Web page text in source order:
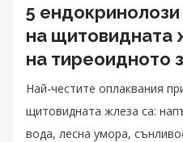
5 ендокринолози
на щитовидната
на тиреоидното
Най-честите оплаквания
щитовидната жлеза са:
вода, лесна умора,